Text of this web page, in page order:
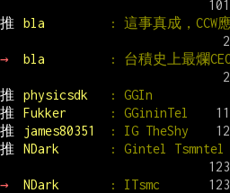
推 bla : 這事真成，CCW
→ bla : 台積史上最爛
推 physicsdk
: GGIn
推
Fukker
: GGininTel
推
james80351
: IG TheShy
推
NDark : Gintel Tsmntel
→ NDark
: ITsmc